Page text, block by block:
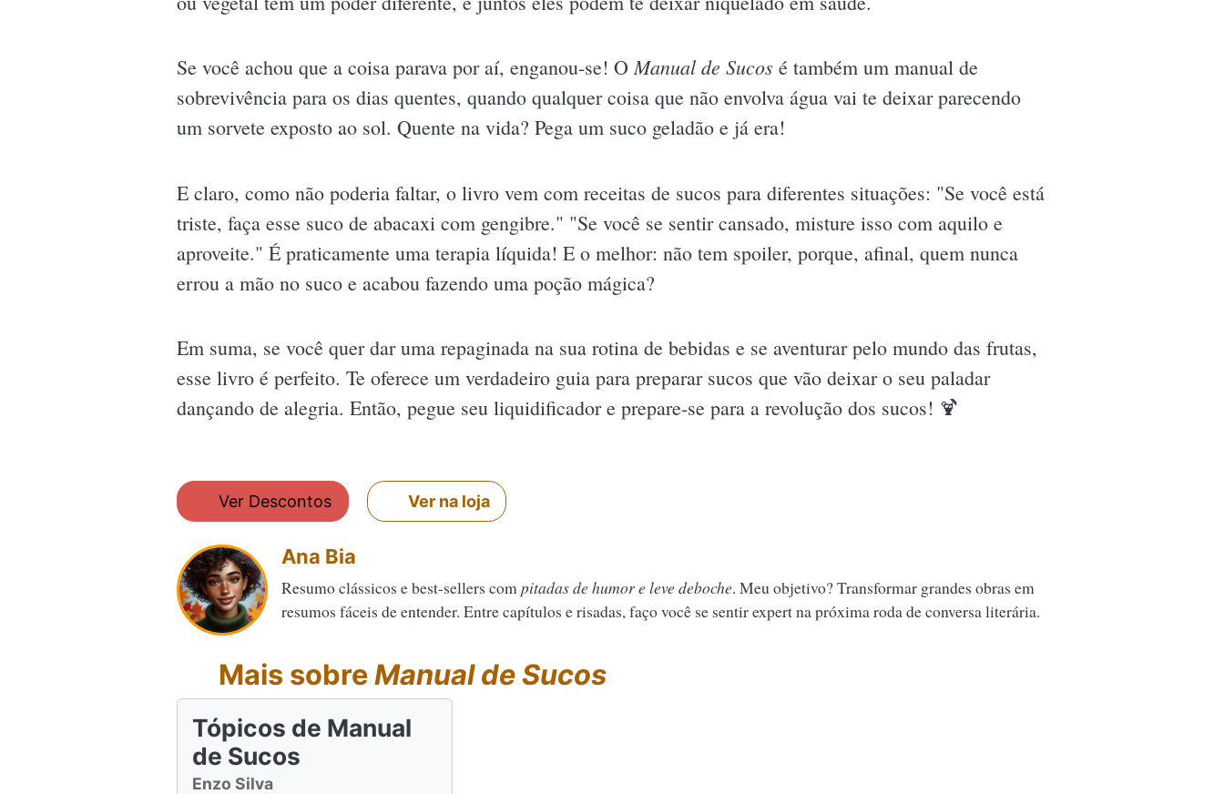
Se você achou que a coisa parava por aí, enganou-se! OManual de Sucos é também um manual de
sobrevivência para os dias quentes, quando qualquer coisa que não envolva água vai te deixar parecendo
um sorvete exposto ao sol. Quente na vida? Pega um suco geladão e já era!
E claro, como não poderia faltar, o livro vem com receitas de sucos para diferentes situações: "Se você está
triste, faça esse suco de abacaxi com gengibre." "Se você se sentir cansado, misture isso com aquilo e
aproveite." É praticamente uma terapia líquida! E o melhor: não tem spoiler, porque, afinal, quem nunca
errou a mão no suco e acabou fazendo uma poção mágica?
Em suma, se você quer dar uma repaginada na sua rotina de bebidas e se aventurar pelo mundo das frutas,
esse livro é perfeito. Te oferece um verdadeiro guia para preparar sucos que vão deixar o seu paladar
dançando de alegria. Então, pegue seu liquidificador e prepare-se para a revolução dos sucos! 🍹
Ver Descontos Ver na loja
Ana Bia
Resumo clássicos e best-sellers compitadas de humor e leve deboche. Meu objetivo? Transformar grandes obras em
resumos fáceis de entender. Entre capítulos e risadas, faço você se sentir expert na próxima roda de conversa literária.
Mais sobreManual de Sucos
Tópicos de Manual
de Sucos
Enzo Silva